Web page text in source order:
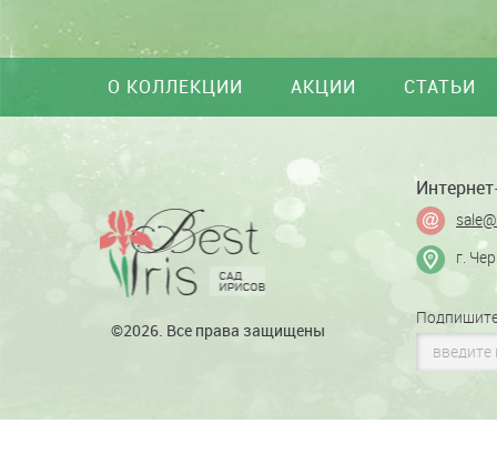
О КОЛЛЕКЦИИ АКЦИИ СТАТЬИ
©2026. Все права защищены
г.